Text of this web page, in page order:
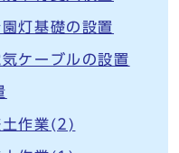
灯基礎の設置
ケーブルの設置
作業(2)